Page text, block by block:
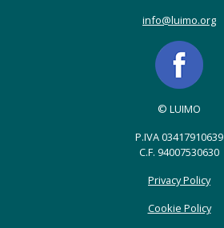
info@luimo.org
© LUIMO
P.IVA 03417910639
C.F. 94007530630
Privacy Policy
Cookie Policy